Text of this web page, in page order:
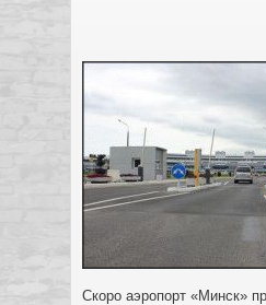
Скоро аэропорт «Минск»